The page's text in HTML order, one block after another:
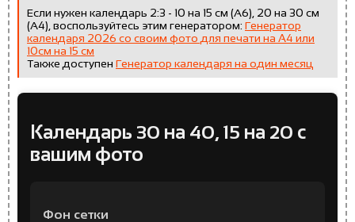
Если нужен календарь 2:3 - 10 на 15 см (А6), 20 на 30 см
(А4), воспользуйтесь этим генератором: Генератор
календаря 2026 со своим фото для печати на A4 или
10см на 15 см
Также доступен Генератор календаря на один месяц
Календарь 30 на 40, 15 на 20 с
вашим фото
Фон сетки